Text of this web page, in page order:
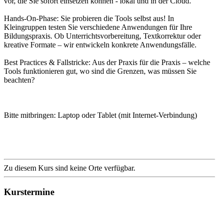
Hands-On-Phase: Sie probieren die Tools selbst aus! In
Kleingruppen testen Sie verschiedene Anwendungen für Ihre
Bildungspraxis. Ob Unterrichtsvorbereitung, Textkorrektur oder
kreative Formate – wir entwickeln konkrete Anwendungsfälle.
Best Practices & Fallstricke: Aus der Praxis für die Praxis – welche
Tools funktionieren gut, wo sind die Grenzen, was müssen Sie
beachten?
Bitte mitbringen: Laptop oder Tablet (mit Internet-Verbindung)
Zu diesem Kurs sind keine Orte verfügbar.
Kurstermine